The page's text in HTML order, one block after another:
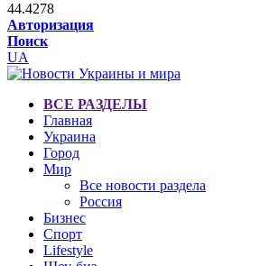
44.4278
Авторизация
Поиск
UA
ВСЕ РАЗДЕЛЫ
Главная
Украина
Город
Мир
Все новости раздела
Россия
Бизнес
Спорт
Lifestyle